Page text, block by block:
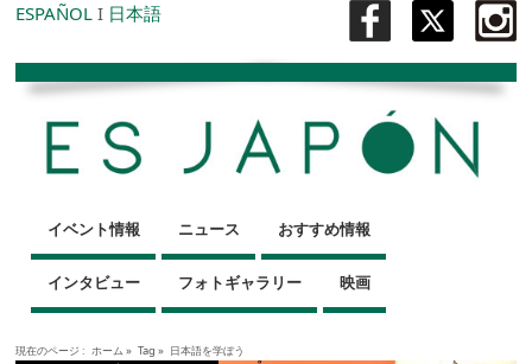
ESPAÑOL I 日本語
イベント情報 ニュース おすすめ情報
インタビュー フォトギャラリー 映画
現在のページ : ホーム » Tag » 日本語を学ぼう